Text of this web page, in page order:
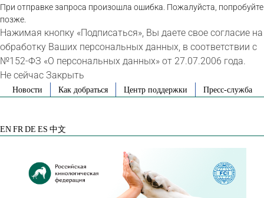
При отправке запроса произошла ошибка. Пожалуйста, попробуйте
позже.
Нажимая кнопку «Подписаться», Вы даете свое согласие на
обработку Ваших персональных данных, в соответствии с
№152-ФЗ «О персональных данных» от 27.07.2006 года.
Не сейчас Закрыть
SkipНовости Как добраться Центр поддержки Пресс-служба
EN FR DE ES 中文